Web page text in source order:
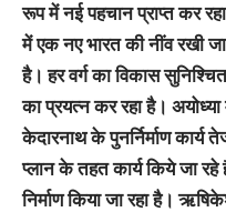
रूप में नई पहचान प्राप्त कर
में एक नए भारत की नींव रखी
है। हर वर्ग का विकास
का प्रयत्न कर रहा है। अयोध्या
केदारनाथ के पुनर्निर्माण
प्लान के तहत कार्य किये जा
निर्माण किया जा रहा है।